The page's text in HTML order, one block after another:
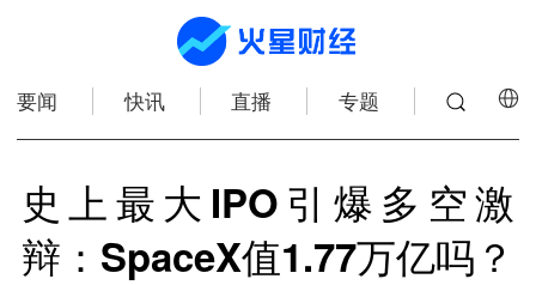
要闻 快讯 直播 专题
史上最大IPO引爆多空激
辩：SpaceX值1.77万亿吗？